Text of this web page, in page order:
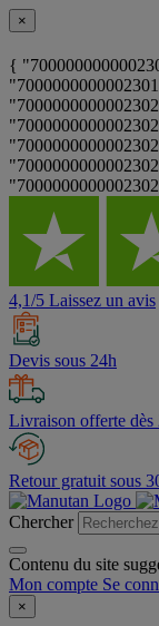
×
{
4,1/5 Laissez un avis
Devis sous 24h
Livraison offerte
Retour gratuit sous
Chercher
Contenu du site
Mon compte Se
×